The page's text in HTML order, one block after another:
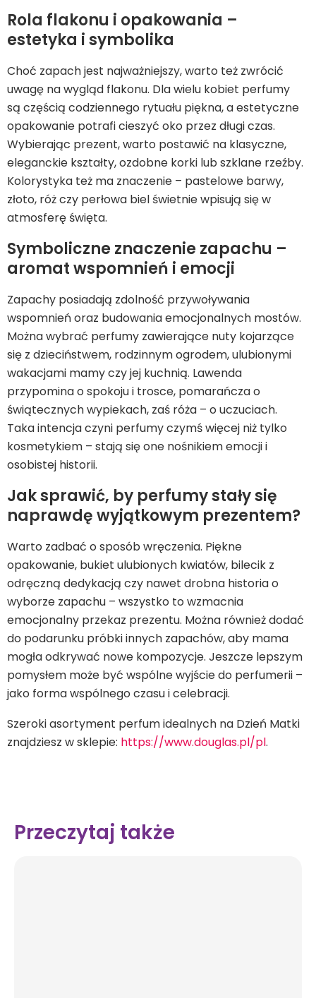
Rola flakonu i opakowania –
estetyka i symbolika
Choć zapach jest najważniejszy, warto też zwrócić
uwagę na wygląd flakonu. Dla wielu kobiet perfumy
są częścią codziennego rytuału piękna, a estetyczne
opakowanie potrafi cieszyć oko przez długi czas.
Wybierając prezent, warto postawić na klasyczne,
eleganckie kształty, ozdobne korki lub szklane rzeźby.
Kolorystyka też ma znaczenie – pastelowe barwy,
złoto, róż czy perłowa biel świetnie wpisują się w
atmosferę święta.
Symboliczne znaczenie zapachu –
aromat wspomnień i emocji
Zapachy posiadają zdolność przywoływania
wspomnień oraz budowania emocjonalnych mostów.
Można wybrać perfumy zawierające nuty kojarzące
się z dzieciństwem, rodzinnym ogrodem, ulubionymi
wakacjami mamy czy jej kuchnią. Lawenda
przypomina o spokoju i trosce, pomarańcza o
świątecznych wypiekach, zaś róża – o uczuciach.
Taka intencja czyni perfumy czymś więcej niż tylko
kosmetykiem – stają się one nośnikiem emocji i
osobistej historii.
Jak sprawić, by perfumy stały się
naprawdę wyjątkowym prezentem?
Warto zadbać o sposób wręczenia. Piękne
opakowanie, bukiet ulubionych kwiatów, bilecik z
odręczną dedykacją czy nawet drobna historia o
wyborze zapachu – wszystko to wzmacnia
emocjonalny przekaz prezentu. Można również dodać
do podarunku próbki innych zapachów, aby mama
mogła odkrywać nowe kompozycje. Jeszcze lepszym
pomysłem może być wspólne wyjście do perfumerii –
jako forma wspólnego czasu i celebracji.
Szeroki asortyment perfum idealnych na Dzień Matki
znajdziesz w sklepie: https://www.douglas.pl/pl.
Przeczytaj także